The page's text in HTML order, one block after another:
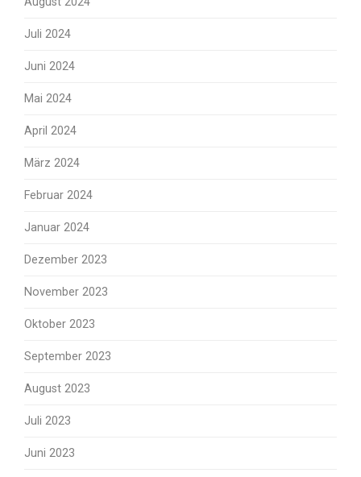
Juli 2024
Juni 2024
Mai 2024
April 2024
März 2024
Februar 2024
Januar 2024
Dezember 2023
November 2023
Oktober 2023
September 2023
August 2023
Juli 2023
Juni 2023